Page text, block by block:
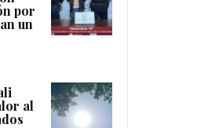
por
un
al